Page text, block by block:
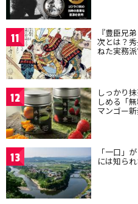
11 『豊臣兄
次とは？
ねた実務
12 しっかり
しめる「
マンゴー
13 「一口」
には知ら